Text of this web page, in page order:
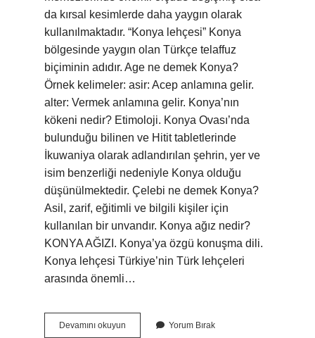
da kırsal kesimlerde daha yaygın olarak
kullanılmaktadır. “Konya lehçesi” Konya
bölgesinde yaygın olan Türkçe telaffuz
biçiminin adıdır. Age ne demek Konya?
Örnek kelimeler: asir: Acep anlamına gelir.
alter: Vermek anlamına gelir. Konya’nın
kökeni nedir? Etimoloji. Konya Ovası’nda
bulunduğu bilinen ve Hitit tabletlerinde
İkuwaniya olarak adlandırılan şehrin, yer ve
isim benzerliği nedeniyle Konya olduğu
düşünülmektedir. Çelebi ne demek Konya?
Asil, zarif, eğitimli ve bilgili kişiler için
kullanılan bir unvandır. Konya ağız nedir?
KONYA AĞIZI. Konya’ya özgü konuşma dili.
Konya lehçesi Türkiye’nin Türk lehçeleri
arasında önemli…
Devamını okuyun Yorum Bırak